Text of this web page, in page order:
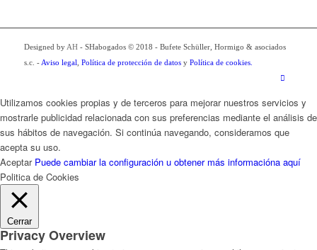
Designed byAH- SHabogados © 2018 - Bufete Schüller, Hormigo & asociados
s.c. -Aviso legal, Política de protección de datosy Política de cookies.
Utilizamos cookies propias y de terceros para mejorar nuestros servicios y
mostrarle publicidad relacionada con sus preferencias mediante el análisis de
sus hábitos de navegación. Si continúa navegando, consideramos que
acepta su uso.
Aceptar Puede cambiar la configuración u obtener más informacióna aquí
Politica de Cookies
Cerrar
Privacy Overview